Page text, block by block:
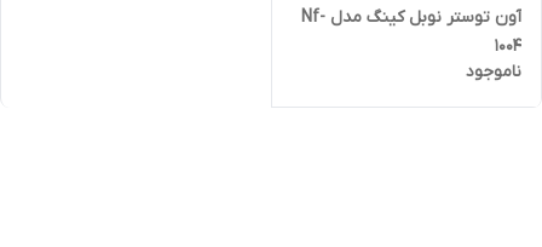
آون توستر نوبل کینگ مدل Nf-
1004
ناموجود